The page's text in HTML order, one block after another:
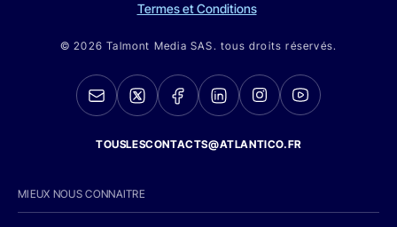
Termes et Conditions
© 2026 Talmont Media SAS. tous droits réservés.
TOUSLESCONTACTS@ATLANTICO.FR
MIEUX NOUS CONNAITRE